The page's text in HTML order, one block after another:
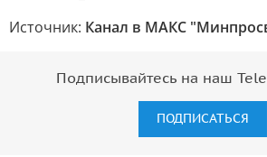
Источник: Канал в МАКС
Подписывайтесь на наш
ПОДПИСАТЬСЯ